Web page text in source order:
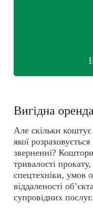
Вигідна
Але скільки коштує
якої
зверненні?
тривалості
спецтехніки, умов
віддаленості
супровідних послуг.